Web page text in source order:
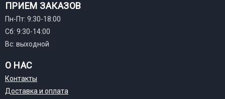
ПРИЕМ ЗАКАЗОВ
Пн-Пт: 9:30-18:00
Сб: 9:30-14:00
Вс: выходной
О НАС
Контакты
Доставка и оплата